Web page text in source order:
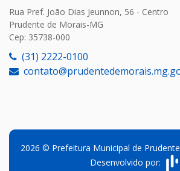
Rua Pref. João Dias Jeunnon, 56 - Centro
Prudente de Morais-MG
Cep: 35738-000
(31) 2222-0100
2026 © Prefeitura Municipal de
Desenvolvido por: